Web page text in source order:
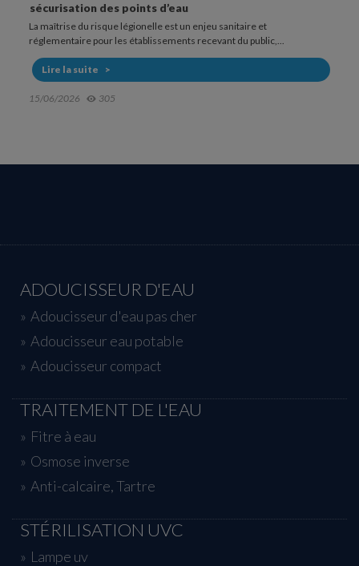
sécurisation des points d’eau
La maîtrise du risque légionelle est un enjeu sanitaire et
réglementaire pour les établissements recevant du public,...
Lire la suite
15/06/2026 305
ADOUCISSEUR D'EAU
Adoucisseur d'eau pas cher
Adoucisseur eau potable
Adoucisseur compact
TRAITEMENT DE L'EAU
Fitre à eau
Osmose inverse
Anti-calcaire, Tartre
STÉRILISATION UVC
Lampe uv